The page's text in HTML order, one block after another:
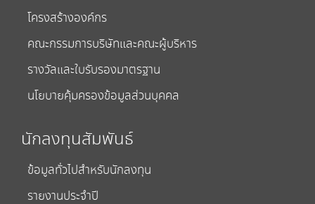
โครงสร้างองค์กร
คณะกรรมการบริษัทและคณะผู้บริหาร
รางวัลและใบรับรองมาตรฐาน
นโยบายคุ้มครองข้อมูลส่วนบุคคล
นักลงทุนสัมพันธ์
ข้อมูลทั่วไปสำหรับนักลงทุน
รายงานประจำปี